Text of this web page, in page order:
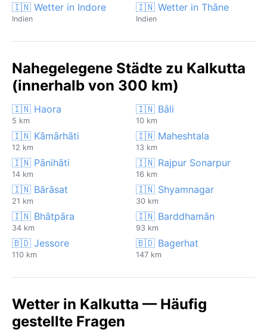
🇮🇳 Wetter in Indore
Indien
🇮🇳 Wetter in Thāne
Indien
Nahegelegene Städte zu Kalkutta
(innerhalb von 300 km)
🇮🇳 Haora
5 km
🇮🇳 Bāli
10 km
🇮🇳 Kāmārhāti
12 km
🇮🇳 Maheshtala
13 km
🇮🇳 Pānihāti
14 km
🇮🇳 Rajpur Sonarpur
16 km
🇮🇳 Bārāsat
21 km
🇮🇳 Shyamnagar
30 km
🇮🇳 Bhātpāra
34 km
🇮🇳 Barddhamān
93 km
🇧🇩 Jessore
110 km
🇧🇩 Bagerhat
147 km
Wetter in Kalkutta — Häufig
gestellte Fragen